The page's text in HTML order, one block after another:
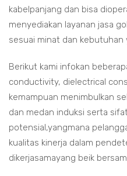
kabelpanjang dan bisa
menyediakan layanan jasa
sesuai minat dan kebutuhan
Berikut kami infokan
conductivity, dielectrical
kemampuan menimbulkan
dan medan induksi serta
potensial,yangmana
kualitas kinerja dalam
dikerjasamayang beik